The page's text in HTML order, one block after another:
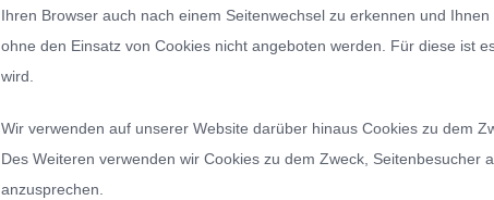
Ihren Browser auch nach einem Seitenwechsel zu erkennen und
ohne den Einsatz von Cookies nicht angeboten werden. Für diese ist
wird.
Wir verwenden auf unserer Website darüber hinaus Cookies zu dem
Des Weiteren verwenden wir Cookies zu dem Zweck,
anzusprechen.